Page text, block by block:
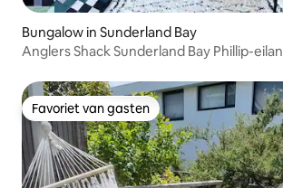
Bungalow in Sunderland Bay
Anglers Shack Sunderland Bay Phillip-
Favoriet van gasten
Favoriet van gasten